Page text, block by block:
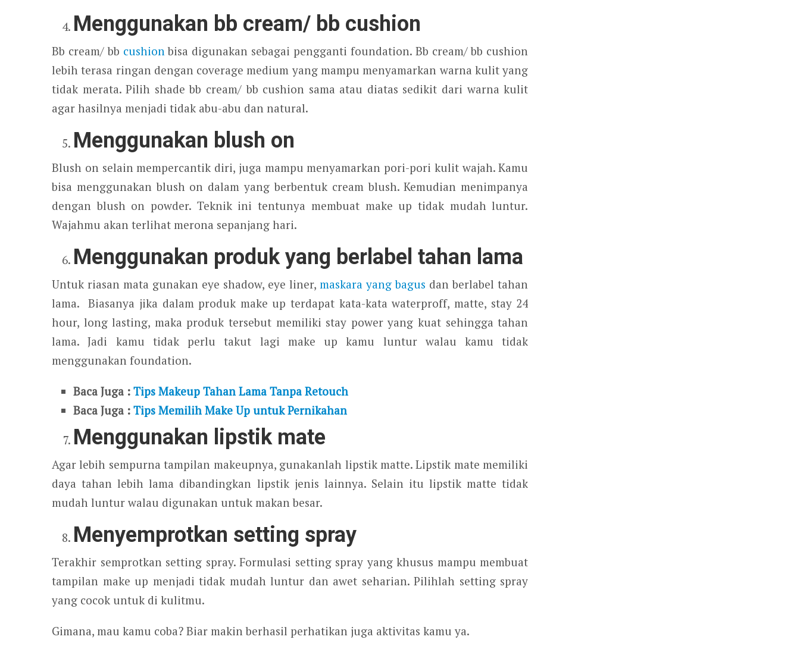
Menggunakan bb cream/ bb cushion
Bb cream/ bb cushionbisa digunakan sebagai pengganti foundation. Bb cream/ bb cushion
lebih terasa ringan dengan coverage medium yang mampu menyamarkan warna kulit yang
tidak merata. Pilih shade bb cream/ bb cushion sama atau diatas sedikit dari warna kulit
agar hasilnya menjadi tidak abu-abu dan natural.
Menggunakan blush on
Blush on selain mempercantik diri, juga mampu menyamarkan pori-pori kulit wajah. Kamu
bisa menggunakan blush on dalam yang berbentuk cream blush. Kemudian menimpanya
dengan blush on powder. Teknik ini tentunya membuat make up tidak mudah luntur.
Wajahmu akan terlihat merona sepanjang hari.
Menggunakan produk yang berlabel tahan lama
Untuk riasan mata gunakan eye shadow, eye liner,maskara yang bagus dan berlabel tahan
lama. Biasanya jika dalam produk make up terdapat kata-kata waterproff, matte, stay 24
hour, long lasting, maka produk tersebut memiliki stay power yang kuat sehingga tahan
lama. Jadi kamu tidak perlu takut lagi make up kamu luntur walau kamu tidak
menggunakan foundation.
Baca Juga :Tips Makeup Tahan Lama Tanpa Retouch
Baca Juga :Tips Memilih Make Up untuk Pernikahan
Menggunakan lipstik mate
Agar lebih sempurna tampilan makeupnya, gunakanlah lipstik matte. Lipstik mate memiliki
daya tahan lebih lama dibandingkan lipstik jenis lainnya. Selain itu lipstik matte tidak
mudah luntur walau digunakan untuk makan besar.
Menyemprotkan setting spray
Terakhir semprotkan setting spray. Formulasi setting spray yang khusus mampu membuat
tampilan make up menjadi tidak mudah luntur dan awet seharian. Pilihlah setting spray
yang cocok untuk di kulitmu.
Gimana, mau kamu coba? Biar makin berhasil perhatikan juga aktivitas kamu ya.